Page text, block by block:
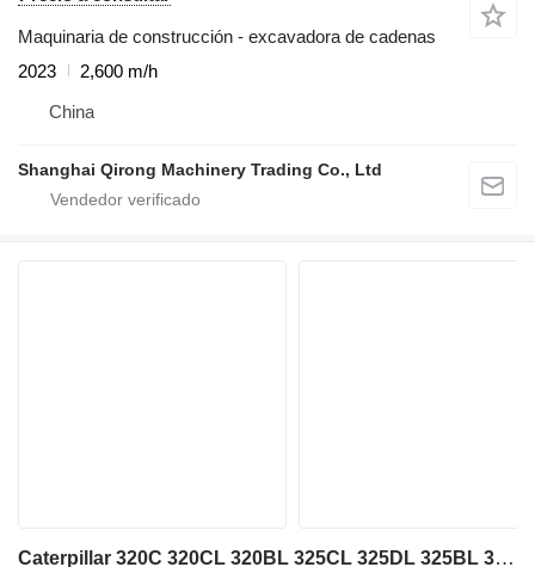
Maquinaria de construcción - excavadora de cadenas
2023
2,600 m/h
China
Shanghai Qirong Machinery Trading Co., Ltd
Caterpillar 320C 320CL 320BL 325CL 325DL 325BL 320C 320D